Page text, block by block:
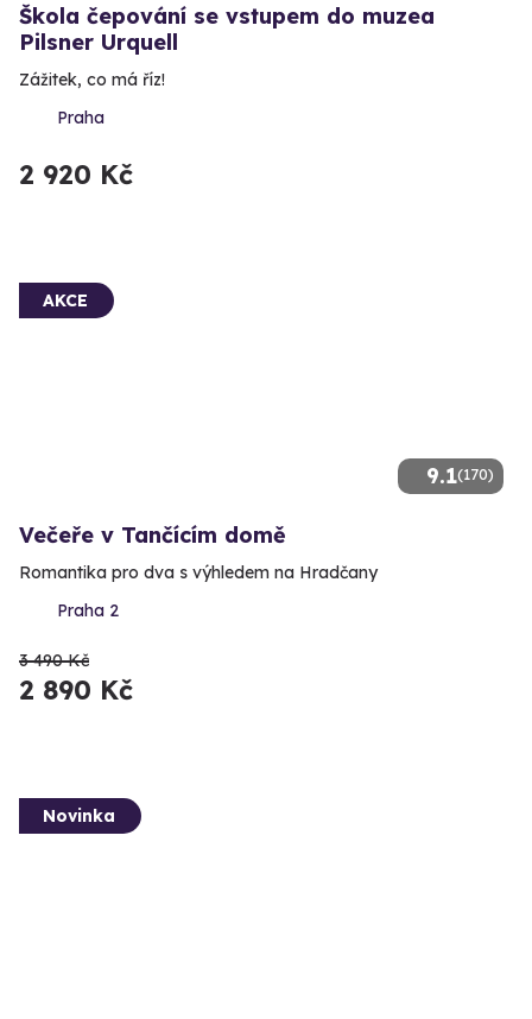
Škola čepování se vstupem do muzea
Pilsner Urquell
Zážitek, co má říz!
Praha
2 920 Kč
9.1(170)
AKCE
Večeře v Tančícím domě
Romantika pro dva s výhledem na Hradčany
Praha 2
3 490 Kč
2 890 Kč
Novinka